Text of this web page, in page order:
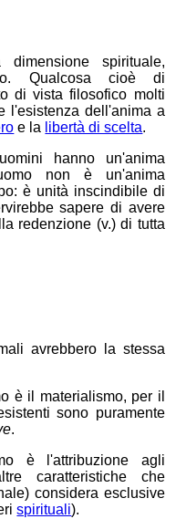
spirituale,
Qualcosa cioè di
di vista filosofico molti
l'esistenza dell'anima a
e la libertà di scelta.
hanno un'anima
non è un'anima
è unità inscindibile di
sapere di avere
redenzione (v.) di tutta
avrebbero la stessa
è il materialismo, per il
sono puramente
.
è l'attribuzione agli
caratteristiche che
considera esclusive
spirituali).